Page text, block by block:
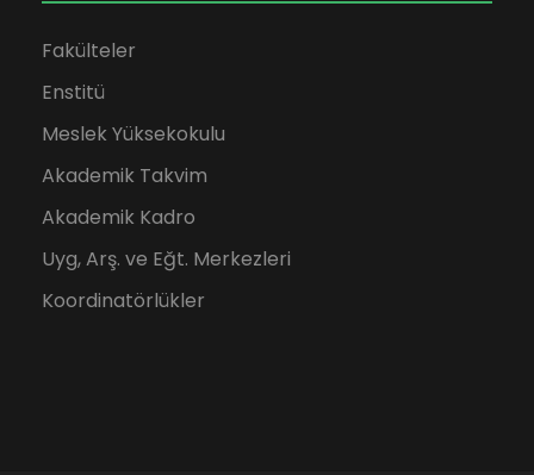
Fakülteler
Enstitü
Meslek Yüksekokulu
Akademik Takvim
Akademik Kadro
Uyg, Arş. ve Eğt. Merkezleri
Koordinatörlükler